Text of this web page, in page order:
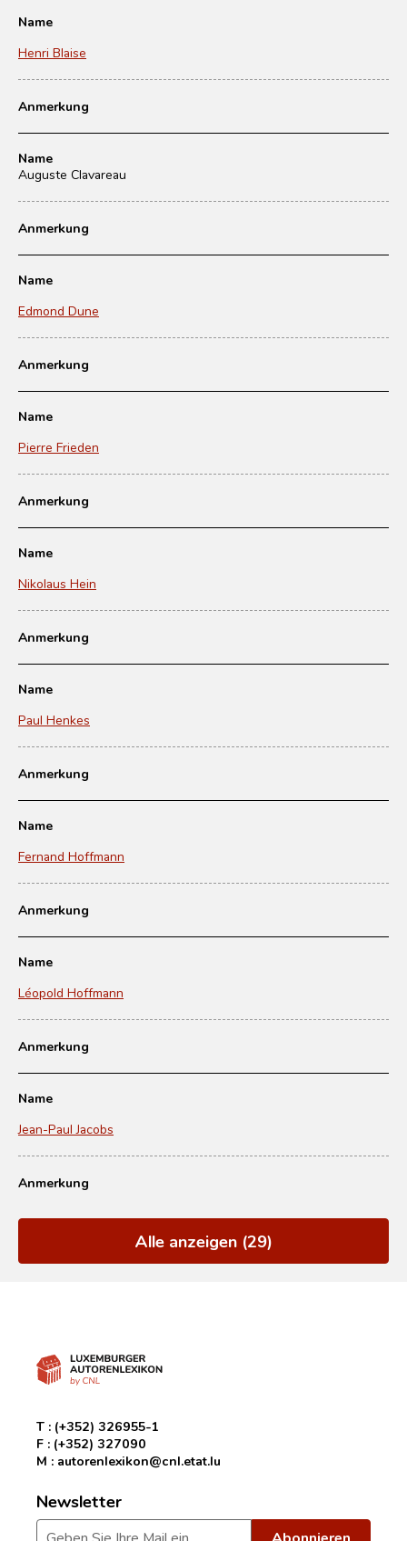
Name
Henri Blaise
Anmerkung
Name
Auguste Clavareau
Anmerkung
Name
Edmond Dune
Anmerkung
Name
Pierre Frieden
Anmerkung
Name
Nikolaus Hein
Anmerkung
Name
Paul Henkes
Anmerkung
Name
Fernand Hoffmann
Anmerkung
Name
Léopold Hoffmann
Anmerkung
Name
Jean-Paul Jacobs
Anmerkung
Alle anzeigen (29)
T : (+352) 326955-1
F : (+352) 327090
M : autorenlexikon@cnl.etat.lu
Newsletter